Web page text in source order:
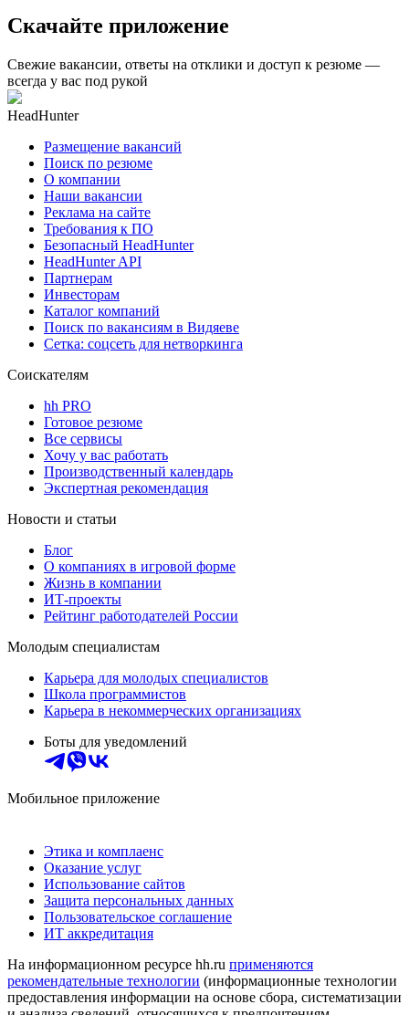
Скачайте приложение
Свежие вакансии, ответы на отклики и доступ к резюме —
всегда у вас под рукой
HeadHunter
Размещение вакансий
Поиск по резюме
О компании
Наши вакансии
Реклама на сайте
Требования к ПО
Безопасный HeadHunter
HeadHunter API
Партнерам
Инвесторам
Каталог компаний
Поиск по вакансиям в Видяеве
Сетка: соцсеть для нетворкинга
Соискателям
hh PRO
Готовое резюме
Все сервисы
Хочу у вас работать
Производственный календарь
Экспертная рекомендация
Новости и статьи
Блог
О компаниях в игровой форме
Жизнь в компании
ИТ-проекты
Рейтинг работодателей России
Молодым специалистам
Карьера для молодых специалистов
Школа программистов
Карьера в некоммерческих организациях
Боты для уведомлений
Мобильное приложение
Этика и комплаенс
Оказание услуг
Использование сайтов
Защита персональных данных
Пользовательское соглашение
ИТ аккредитация
На информационном ресурсе hh.ru применяются
рекомендательные технологии (информационные технологии
предоставления информации на основе сбора, систематизации